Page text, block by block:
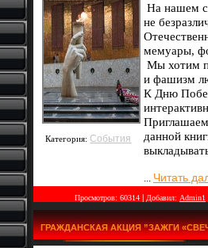
Категория: События
На нашем
не
мемуары,
Мы хотим
и фашизм
К Дню
данной
... Читать
Просмотров: 60314 | Добавил: Admin1
ГРАЖДАНСКАЯ АКЦИЯ ”ЗАЖГИ